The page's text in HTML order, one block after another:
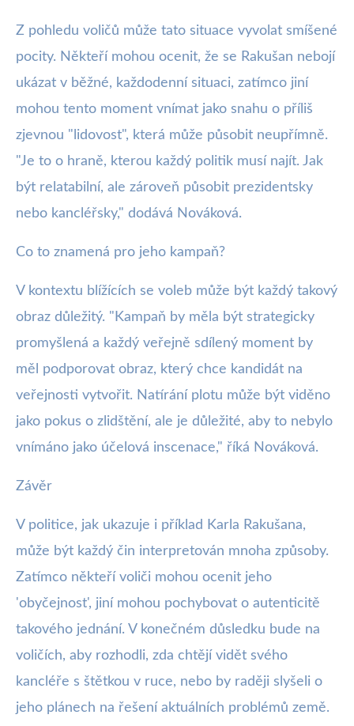
Z pohledu voličů může tato situace vyvolat smíšené
pocity. Někteří mohou ocenit, že se Rakušan nebojí
ukázat v běžné, každodenní situaci, zatímco jiní
mohou tento moment vnímat jako snahu o příliš
zjevnou "lidovost", která může působit neupřímně.
"Je to o hraně, kterou každý politik musí najít. Jak
být relatabilní, ale zároveň působit prezidentsky
nebo kancléřsky," dodává Nováková.
Co to znamená pro jeho kampaň?
V kontextu blížících se voleb může být každý takový
obraz důležitý. "Kampaň by měla být strategicky
promyšlená a každý veřejně sdílený moment by
měl podporovat obraz, který chce kandidát na
veřejnosti vytvořit. Natírání plotu může být viděno
jako pokus o zlidštění, ale je důležité, aby to nebylo
vnímáno jako účelová inscenace," říká Nováková.
Závěr
V politice, jak ukazuje i příklad Karla Rakušana,
může být každý čin interpretován mnoha způsoby.
Zatímco někteří voliči mohou ocenit jeho
'obyčejnost', jiní mohou pochybovat o autenticitě
takového jednání. V konečném důsledku bude na
voličích, aby rozhodli, zda chtějí vidět svého
kancléře s štětkou v ruce, nebo by raději slyšeli o
jeho plánech na řešení aktuálních problémů země.